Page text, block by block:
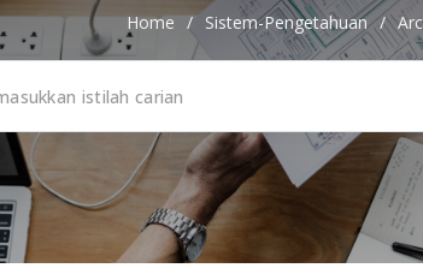
Home / Sistem-Pengetahuan /